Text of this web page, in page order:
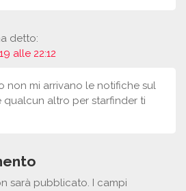
detto:
alle 22:12
non mi arrivano le notifiche sul
qualcun altro per starfinder ti
sarà pubblicato. I campi